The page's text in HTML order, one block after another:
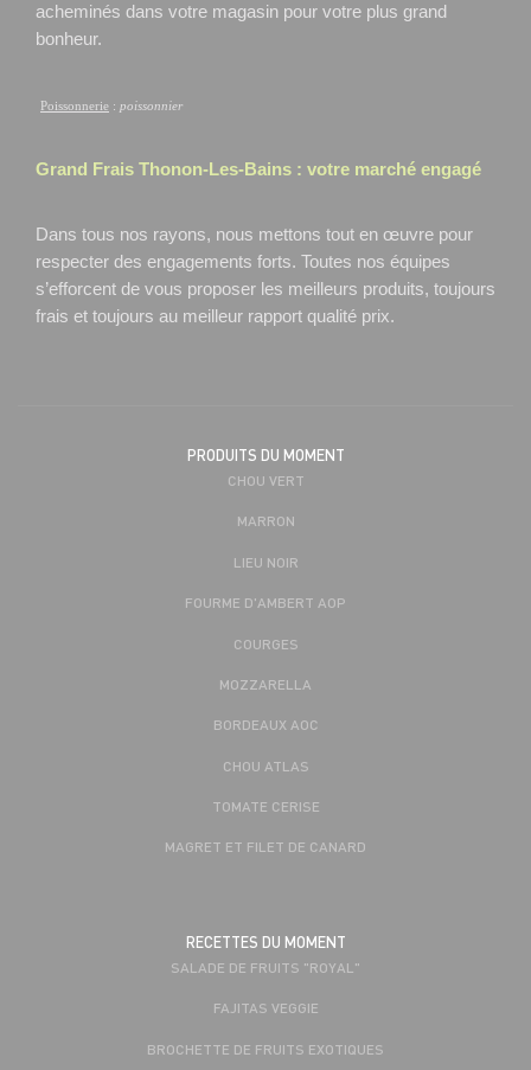
acheminés dans votre magasin pour votre plus grand
bonheur.
Poissonnerie : poissonnier
Grand Frais Thonon-Les-Bains : votre marché engagé
Dans tous nos rayons, nous mettons tout en œuvre pour
respecter des engagements forts. Toutes nos équipes
s’efforcent de vous proposer les meilleurs produits, toujours
frais et toujours au meilleur rapport qualité prix.
PRODUITS DU MOMENT
CHOU VERT
MARRON
LIEU NOIR
FOURME D'AMBERT AOP
COURGES
MOZZARELLA
BORDEAUX AOC
CHOU ATLAS
TOMATE CERISE
MAGRET ET FILET DE CANARD
RECETTES DU MOMENT
SALADE DE FRUITS "ROYAL"
FAJITAS VEGGIE
BROCHETTE DE FRUITS EXOTIQUES